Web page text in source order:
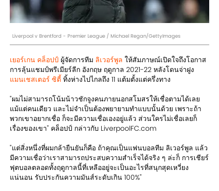
Liverpool v Brentford - Premier League / Michael Regan/GettyImages
เยอร์เกน คล็อปป์ ผู้จัดการทีม ลิเวอร์พูล ให้สัมภาษณ์เปิดใจถึงโอกาส
การลุ้นแชมป์พรีเมียร์ลีก อังกฤษ ฤดูกาล 2021-22 หลังโดนจ่าฝูง
แมนเชสเตอร์ ซิตี้ ทิ้งห่างไปไกลถึง 11 แต้มตั้งแต่ครึ่งทาง
"ผมไม่สามารถโน้มน้าวชักจูงคนภายนอกสโมสรให้เชื่อตามได้เลย
แม้แต่คนเดียว และไม่จำเป็นต้องพยายามทำแบบนั้นด้วย เพราะถ้า
พวกเขาอยากเชื่อ ก็จะมีความเชื่อเองอยู่แล้ว ส่วนใครไม่เชื่อเลยก็
เรื่องของเขา" คล็อปป์ กล่าวกับ LiverpoolFC.com
"แต่สิ่งหนึ่งที่ผมกล้ายืนยันก็คือ ถ้าคุณเป็นแฟนบอลทีม ลิเวอร์พูล แล้ว
มีความเชื่อว่าเราสามารถประสบความสำเร็จได้จริง ๆ ล่ะก็ การเชียร์
ฟุตบอลตลอดทั้งฤดูกาลนี้ที่เหลืออยู่จะเป็นอะไรที่สนุกสุดเหวี่ยง
แน่นอน รับประกันความมันส์ระดับเกิน 100%"